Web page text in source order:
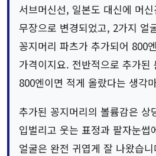
서브머신선, 일본도 대신에 머
무장으로 변경되었고, 2가지 얼
꽁지머리 파츠가 추가되어 800
가격이지요. 전반적으로 추가된
800엔이면 적게 올랐다는 생각
추가된 꽁지머리의 볼륨감은 상
입벌리고 웃는 표정과 팔자눈썹
얼굴은 완전 귀엽게 잘 나왔습